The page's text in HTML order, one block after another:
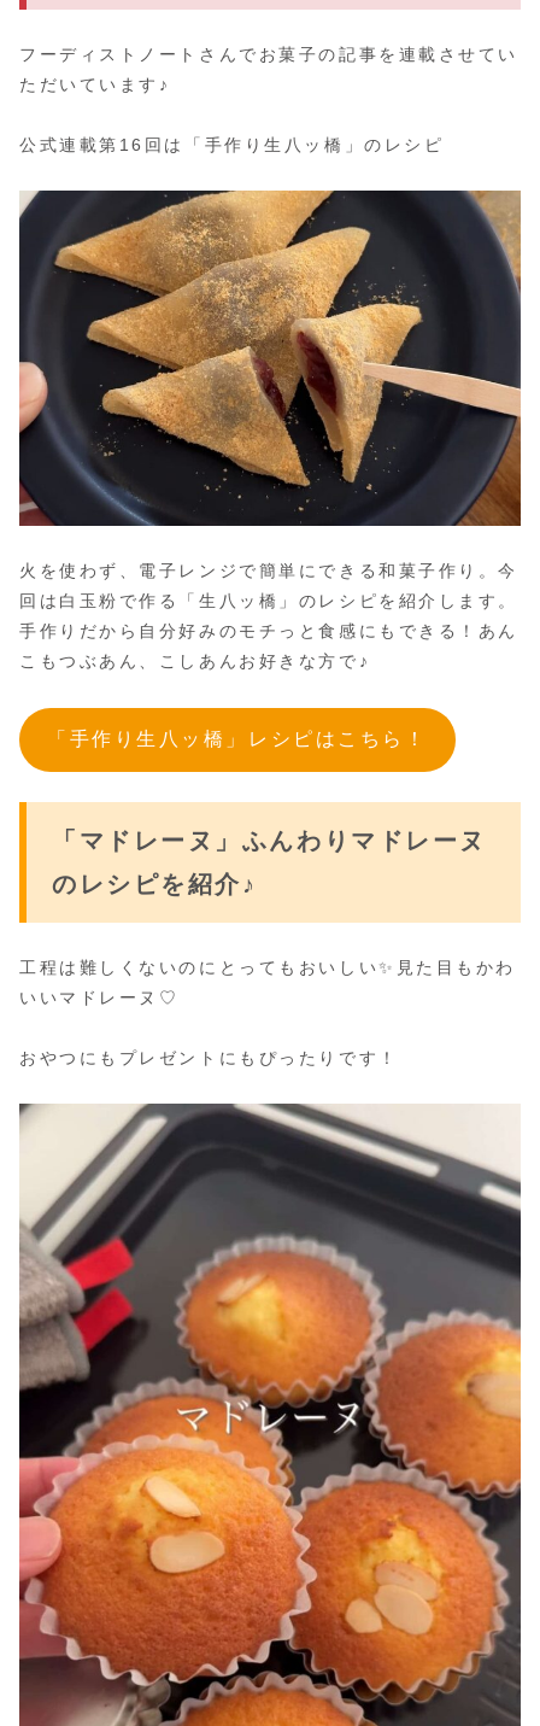
フーディストノートさんでお菓子の記事を連載させてい
ただいています♪
公式連載第16回は「手作り生八ッ橋」のレシピ
火を使わず、電子レンジで簡単にできる和菓子作り。今
回は白玉粉で作る「生八ッ橋」のレシピを紹介します。
手作りだから自分好みのモチっと食感にもできる！あん
こもつぶあん、こしあんお好きな方で♪
「手作り生八ッ橋」レシピはこちら！
「マドレーヌ」ふんわりマドレーヌ
のレシピを紹介♪
工程は難しくないのにとってもおいしい✨見た目もかわ
いいマドレーヌ♡
おやつにもプレゼントにもぴったりです！